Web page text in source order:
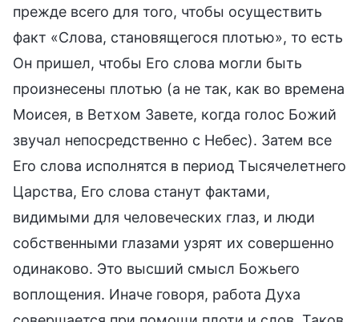
прежде всего для того, чтобы осуществить
факт «Слова, становящегося плотью», то есть
Он пришел, чтобы Его слова могли быть
произнесены плотью (а не так, как во времена
Моисея, в Ветхом Завете, когда голос Божий
звучал непосредственно с Небес). Затем все
Его слова исполнятся в период Тысячелетнего
Царства, Его слова станут фактами,
видимыми для человеческих глаз, и люди
собственными глазами узрят их совершенно
одинаково. Это высший смысл Божьего
воплощения. Иначе говоря, работа Духа